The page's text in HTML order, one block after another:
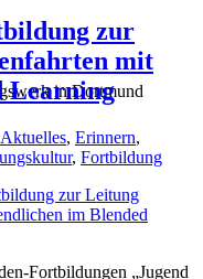
in Dortmund
zur
mit
Learning
Aktuelles, Erinnern,
, Fortbildung
Fortbildungen „Jugend